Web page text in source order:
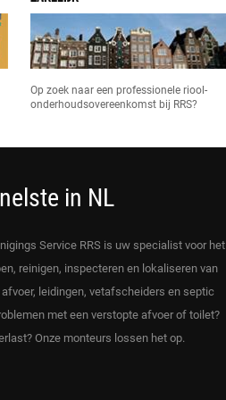
Op zoek naar een professionele riool-
onderhoudsovereenkomst bij RRS?
in NL
Service RRS is uw specialist voor het
reinigen, inspecteren en lokaliseren van
afvoer, leidingen, vetafscheiders en septic
met een verstopte afvoer of toilet?
Onze monteurs lossen het op.